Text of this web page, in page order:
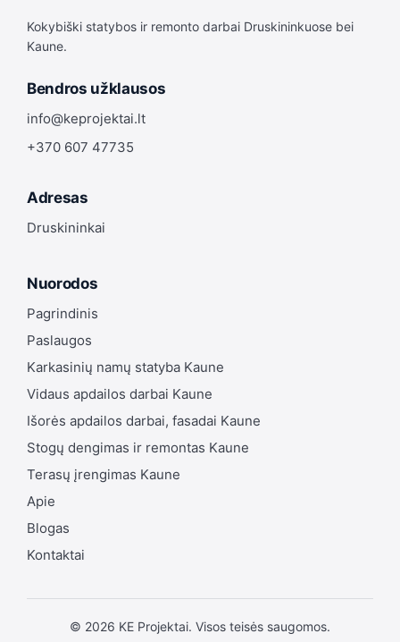
Kokybiški statybos ir remonto darbai Druskininkuose bei
Kaune.
Bendros užklausos
info@keprojektai.lt
+370 607 47735
Adresas
Druskininkai
Nuorodos
Pagrindinis
Paslaugos
Karkasinių namų statyba Kaune
Vidaus apdailos darbai Kaune
Išorės apdailos darbai, fasadai Kaune
Stogų dengimas ir remontas Kaune
Terasų įrengimas Kaune
Apie
Blogas
Kontaktai
© 2026 KE Projektai. Visos teisės saugomos.